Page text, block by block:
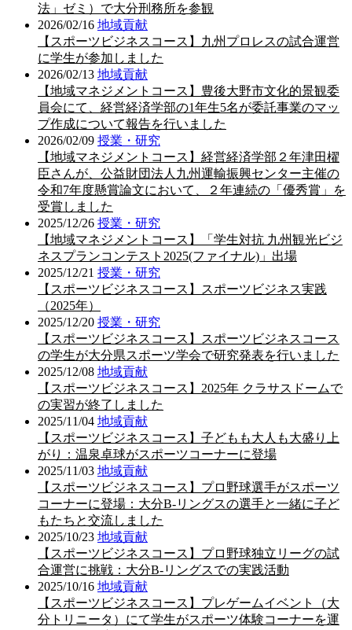
法」ゼミ）で大分刑務所を参観
2026/02/16 地域貢献
【スポーツビジネスコース】九州プロレスの試合運営
に学生が参加しました
2026/02/13 地域貢献
【地域マネジメントコース】豊後大野市文化的景観委
員会にて、経営経済学部の1年生5名が委託事業のマッ
プ作成について報告を行いました
2026/02/09 授業・研究
【地域マネジメントコース】経営経済学部２年津田櫂
臣さんが、公益財団法人九州運輸振興センター主催の
令和7年度懸賞論文において、２年連続の「優秀賞」を
受賞しました
2025/12/26 授業・研究
【地域マネジメントコース】「学生対抗 九州観光ビジ
ネスプランコンテスト2025(ファイナル)」出場
2025/12/21 授業・研究
【スポーツビジネスコース】スポーツビジネス実践
（2025年）
2025/12/20 授業・研究
【スポーツビジネスコース】スポーツビジネスコース
の学生が大分県スポーツ学会で研究発表を行いました
2025/12/08 地域貢献
【スポーツビジネスコース】2025年 クラサスドームで
の実習が終了しました
2025/11/04 地域貢献
【スポーツビジネスコース】子どもも大人も大盛り上
がり：温泉卓球がスポーツコーナーに登場
2025/11/03 地域貢献
【スポーツビジネスコース】プロ野球選手がスポーツ
コーナーに登場：大分B-リングスの選手と一緒に子ど
もたちと交流しました
2025/10/23 地域貢献
【スポーツビジネスコース】プロ野球独立リーグの試
合運営に挑戦：大分B-リングスでの実践活動
2025/10/16 地域貢献
【スポーツビジネスコース】プレゲームイベント（大
分トリニータ）にて学生がスポーツ体験コーナーを運